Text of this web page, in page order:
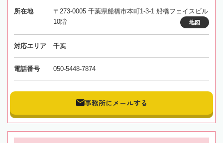
所在地
〒273-0005 千葉県船橋市本町1-3-1 船橋フェイスビル
10階
地図
対応エリア 千葉
電話番号 050-5448-7874
事務所にメールする